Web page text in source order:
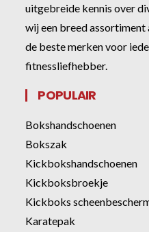
uitgebreide kennis over
wij een breed
de beste merken voor
fitnessliefhebber.
POPULAIR
Bokshandschoenen
Bokszak
Kickbokshandschoenen
Kickboksbroekje
Kickboks
Karatepak